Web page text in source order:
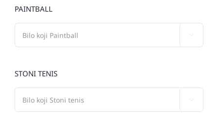
PAINTBALL
STONI TENIS